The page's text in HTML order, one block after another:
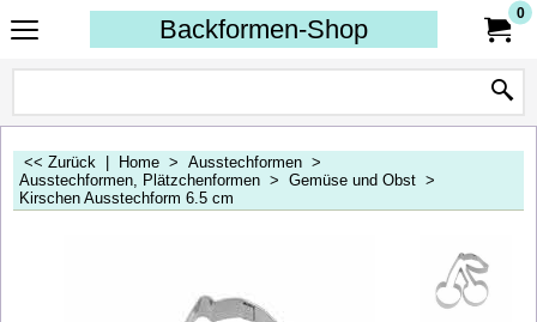
Backformen-Shop
0
<< Zurück Home > Ausstechformen >
Ausstechformen, Plätzchenformen > Gemüse und Obst >
Kirschen Ausstechform 6.5 cm